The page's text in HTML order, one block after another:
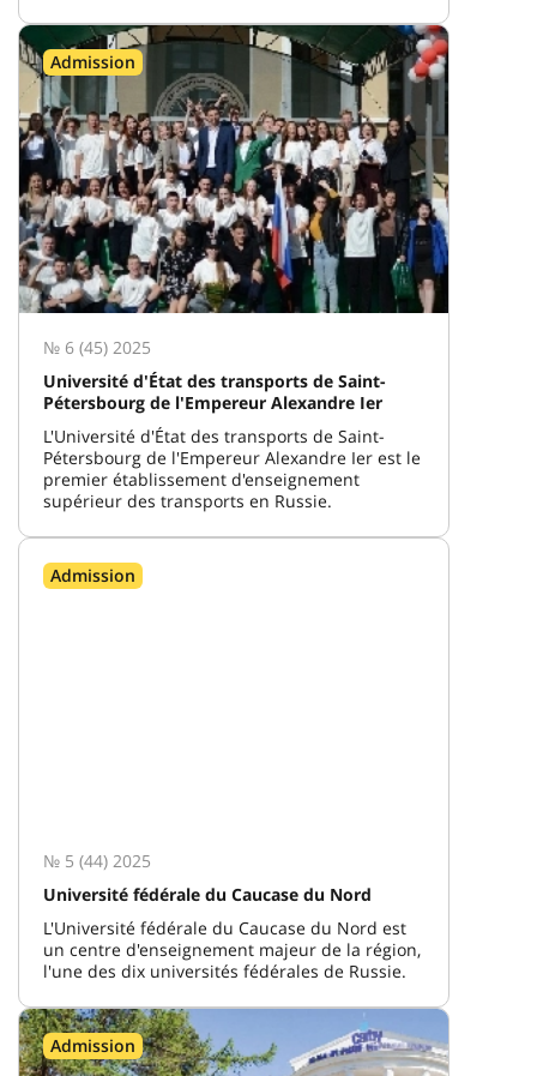
Admission
№ 6 (45) 2025
Université d'État des transports de Saint-
Pétersbourg de l'Empereur Alexandre Ier
L'Université d'État des transports de Saint-
Pétersbourg de l'Empereur Alexandre Ier est le
premier établissement d'enseignement
supérieur des transports en Russie.
Admission
№ 5 (44) 2025
Université fédérale du Caucase du Nord
L'Université fédérale du Caucase du Nord est
un centre d'enseignement majeur de la région,
l'une des dix universités fédérales de Russie.
Admission